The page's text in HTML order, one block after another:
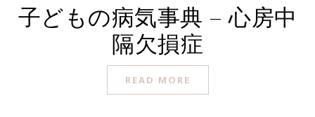
子どもの病気事典 – 心房中
隔欠損症
READ MORE